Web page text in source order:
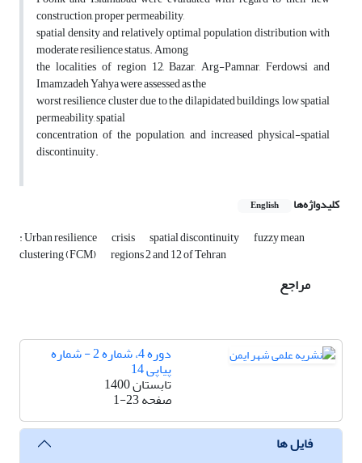
construction, proper permeability,
spatial density and relatively optimal population distribution with
moderate resilience status. Among
the localities of region 12, Bazar, Arg-Pamnar, Ferdowsi and
Imamzadeh Yahya were assessed as the
worst resilience cluster due to the dilapidated buildings, low spatial
permeability, spatial
concentration of the population, and increased physical-spatial
discontinuity.
کلیدواژه‌ها English
: Urban resilience crisis spatial discontinuity fuzzy mean
clustering (FCM) regions 2 and 12 of Tehran
مراجع
دوره 4، شماره 2 - شماره
پیاپی 14
تابستان 1400
صفحه1-23
فایل ها